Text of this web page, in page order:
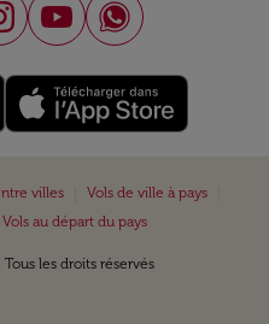
villes Vols de ville à pays
Vols au départ du pays
les droits réservés